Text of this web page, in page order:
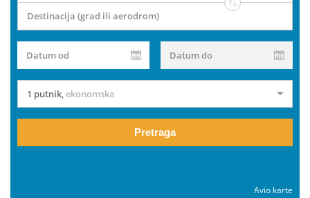
Destinacija (grad ili aerodrom)
Datum od Datum do
1 putnik,ekonomska
Pretraga
Avio karte